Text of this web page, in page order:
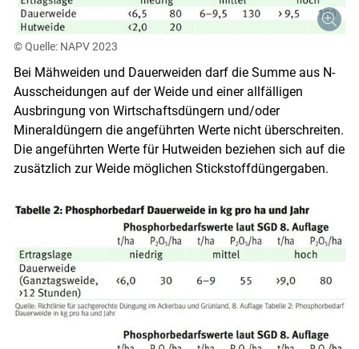
© Quelle: NAPV 2023
Bei Mähweiden und Dauerweiden darf die Summe aus N-
Ausscheidungen auf der Weide und einer allfälligen
Ausbringung von Wirtschaftsdüngern und/oder
Mineraldüngern die angeführten Werte nicht überschreiten.
Die angeführten Werte für Hutweiden beziehen sich auf die
zusätzlich zur Weide möglichen Stickstoffdüngergaben.